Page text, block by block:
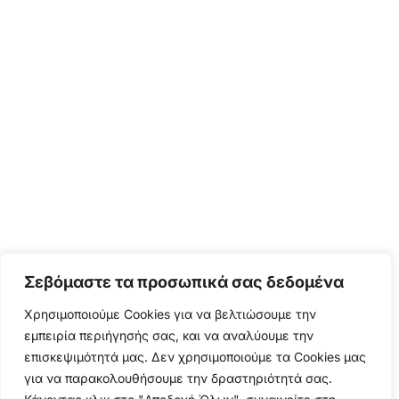
Σεβόμαστε τα προσωπικά σας δεδομένα
Χρησιμοποιούμε Cookies για να βελτιώσουμε την
εμπειρία περιήγησής σας, και να αναλύουμε την
επισκεψιμότητά μας. Δεν χρησιμοποιούμε τα Cookies μας
για να παρακολουθήσουμε την δραστηριότητά σας.